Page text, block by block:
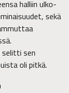
halliin ulko-
sekä
selitti sen
oli pitkä.